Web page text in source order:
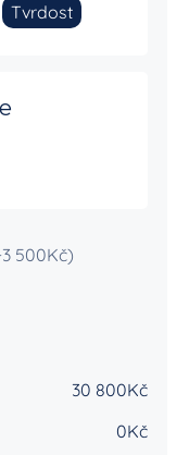
Tvrdost
500Kč)
30 800Kč
0Kč